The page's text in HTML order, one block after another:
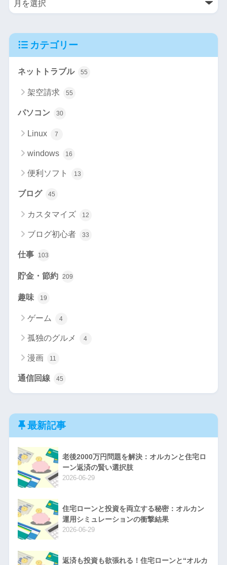
カテゴリー
ネットトラブル 55
架空請求 55
パソコン 30
Linux 7
windows 16
便利ソフト 13
ブログ 45
カスタマイズ 12
ブログ初心者 33
仕事 103
貯金・節約 209
趣味 19
ゲーム 4
孤独のグルメ 4
漫画 11
通信回線 45
最新記事
老後2000万円問題を解決：オルカンと住宅ロ
ーン返済の賢い選択肢
2026-06-29
住宅ローンと投資を両立する秘密：オルカン
運用シミュレーションの衝撃結果
2026-06-29
返済も投資も欲張れる！住宅ローンと“オルカ